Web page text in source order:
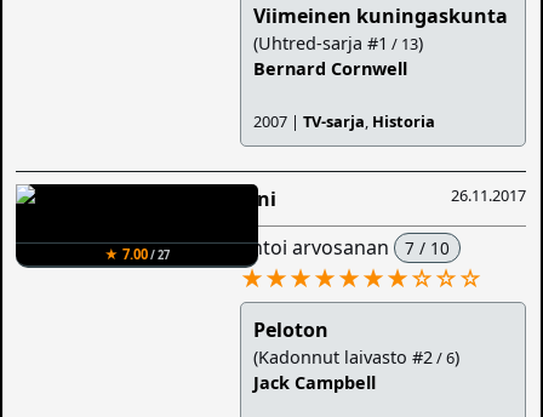
Viimeinen kuningaskunta
(Uhtred-sarja #1 / 13)
Bernard Cornwell
2007 |TV-sarja, Historia
★ 7.00/ 27
26.11.2017
Sini
antoi arvosanan 7 / 10
★★★★★★★☆☆☆
Peloton
(Kadonnut laivasto #2 / 6)
Jack Campbell